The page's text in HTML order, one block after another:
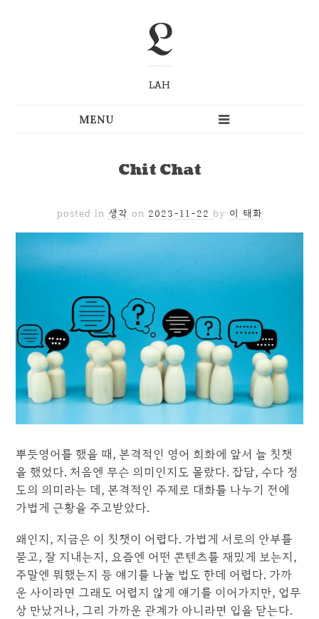
L
LAH
Chit Chat
posted in 생각 on 2023-11-22 by 이 태화
뿌듯영어를 했을 때, 본격적인 영어 회화에 앞서 늘 칫챗
을 했었다. 처음엔 무슨 의미인지도 몰랐다. 잡담, 수다 정
도의 의미라는 데, 본격적인 주제로 대화를 나누기 전에
가볍게 근황을 주고받았다.
왜인지, 지금은 이 칫챗이 어렵다. 가볍게 서로의 안부를
묻고, 잘 지내는지, 요즘엔 어떤 콘텐츠를 재밌게 보는지,
주말엔 뭐했는지 등 얘기를 나눌 법도 한데 어렵다. 가까
운 사이라면 그래도 어렵지 않게 얘기를 이어가지만, 업무
상 만났거나, 그리 가까운 관계가 아니라면 입을 닫는다.